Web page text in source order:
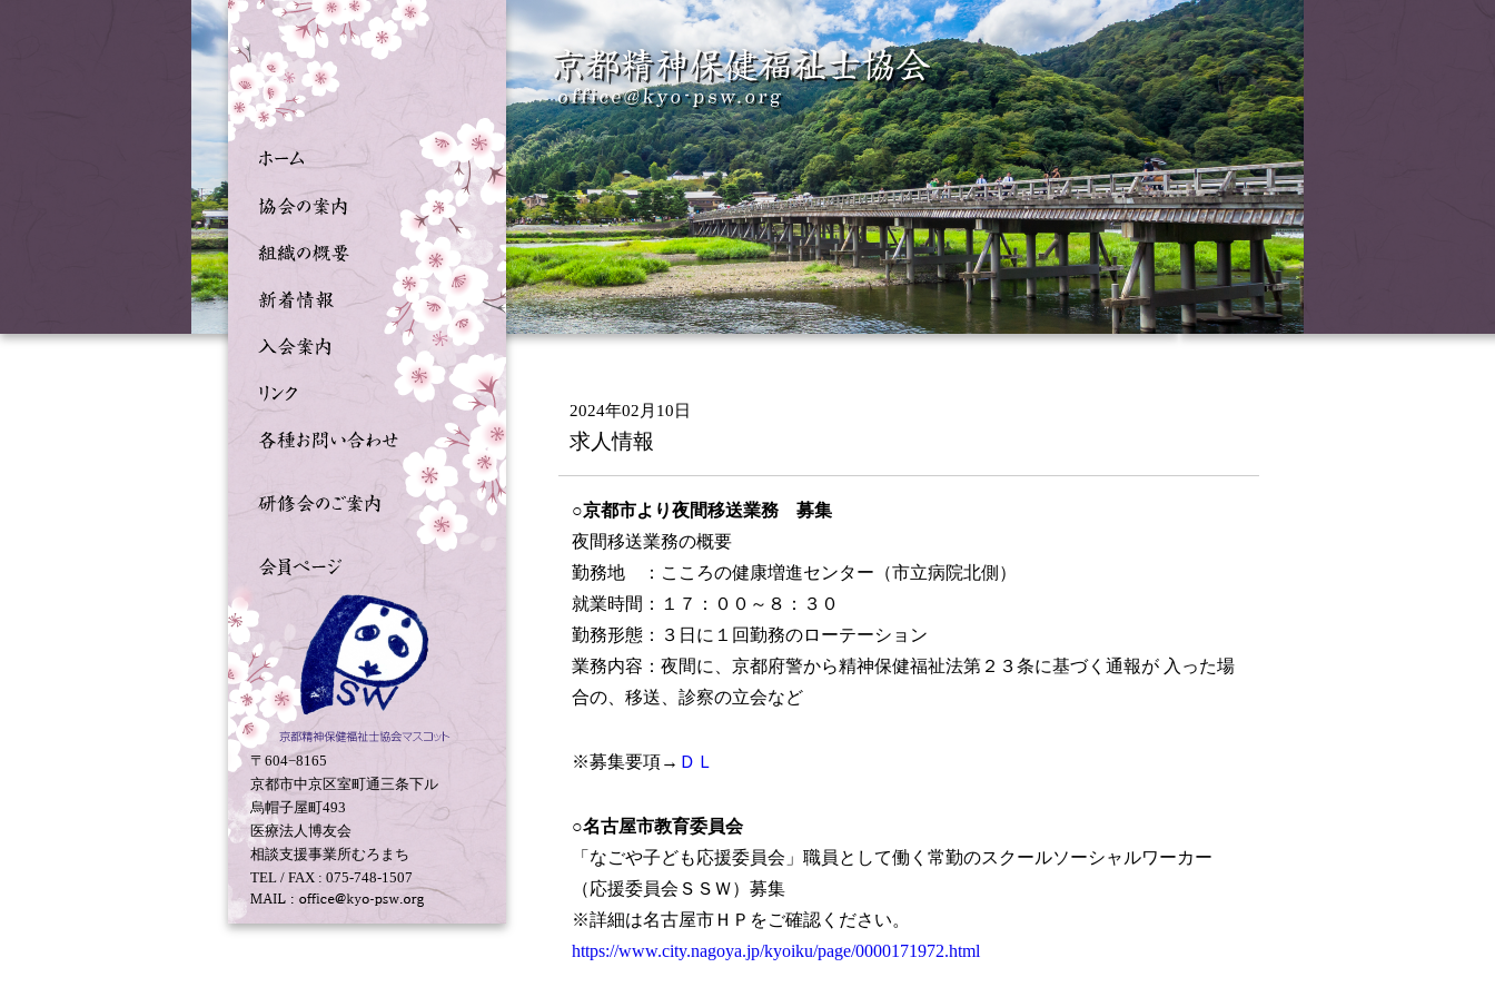
〒604−8165
京都市中京区室町通三条下ル
烏帽子屋町493
医療法人博友会
相談支援事業所むろまち
TEL / FAX : 075-748-1507
2024年02月10日
求人情報
○京都市より夜間移送業務 募集
夜間移送業務の概要
勤務地 ：こころの健康増進センター（市立病院北側）
就業時間：１７：００～８：３０
勤務形態：３日に１回勤務のローテーション
業務内容：夜間に、京都府警から精神保健福祉法第２３条に基づく通報が 入った場
合の、移送、診察の立会など
※募集要項→ ＤＬ
○名古屋市教育委員会
「なごや子ども応援委員会」職員として働く常勤のスクールソーシャルワーカー
（応援委員会ＳＳＷ）募集
※詳細は名古屋市ＨＰをご確認ください。
https://www.city.nagoya.jp/kyoiku/page/0000171972.html